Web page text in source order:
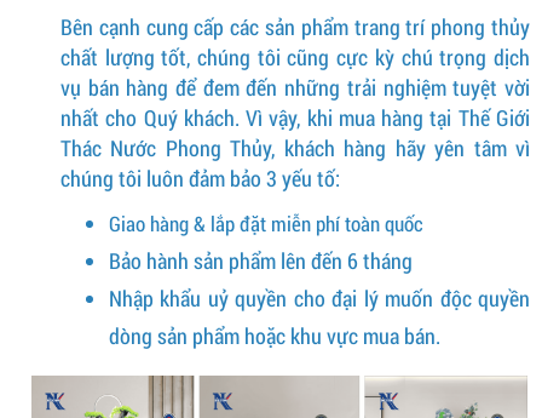
Bên cạnh cung cấp các sản phẩm trang trí phong thủy
chất lượng tốt, chúng tôi cũng cực kỳ chú trọng dịch
vụ bán hàng để đem đến những trải nghiệm tuyệt vời
nhất cho Quý khách. Vì vậy, khi mua hàng tại Thế Giới
Thác Nước Phong Thủy, khách hàng hãy yên tâm vì
chúng tôi luôn đảm bảo 3 yếu tố:
Giao hàng & lắp đặt miễn phí toàn quốc
Bảo hành sản phẩm lên đến 6 tháng
Nhập khẩu uỷ quyền cho đại lý muốn độc quyền
dòng sản phẩm hoặc khu vực mua bán.